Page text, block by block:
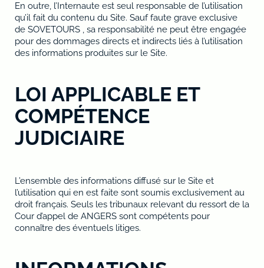
En outre, l’Internaute est seul responsable de l’utilisation
qu’il fait du contenu du Site. Sauf faute grave exclusive
de SOVETOURS , sa responsabilité ne peut être engagée
pour des dommages directs et indirects liés à l’utilisation
des informations produites sur le Site.
LOI APPLICABLE ET
COMPÉTENCE
JUDICIAIRE
L’ensemble des informations diffusé sur le Site et
l’utilisation qui en est faite sont soumis exclusivement au
droit français. Seuls les tribunaux relevant du ressort de la
Cour d’appel de ANGERS sont compétents pour
connaître des éventuels litiges.